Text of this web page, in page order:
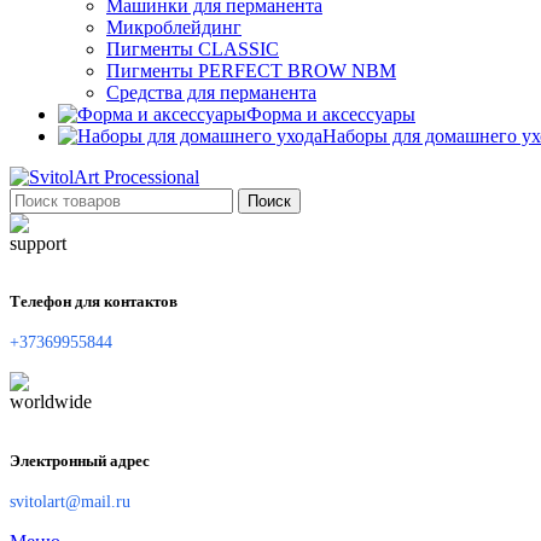
Машинки для перманента
Микроблейдинг
Пигменты CLASSIC
Пигменты PERFECT BROW NBM
Средства для перманента
Форма и аксессуары
Наборы для домашнего
Поиск
Телефон для контактов
+37369955844
Электронный адрес
svitolart@mail.ru